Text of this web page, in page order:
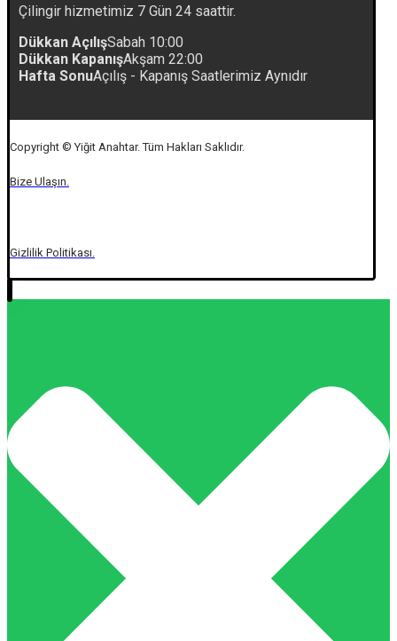
Çilingir hizmetimiz 7 Gün 24 saattir.
Dükkan AçılışSabah 10:00
Dükkan KapanışAkşam 22:00
Hafta SonuAçılış - Kapanış Saatlerimiz Aynıdır
Copyright © Yiğit Anahtar. Tüm Hakları Saklıdır.
Bize Ulaşın.
Gizlilik Politikası.